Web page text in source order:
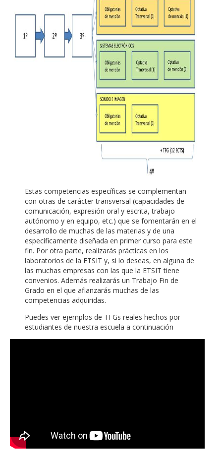
Estas competencias específicas se complementan
con otras de carácter transversal (capacidades de
comunicación, expresión oral y escrita, trabajo
autónomo y en equipo, etc.) que se fomentarán en el
desarrollo de muchas de las materias y de una
específicamente diseñada en primer curso para este
fin. Por otra parte, realizarás prácticas en los
laboratorios de la ETSIT y, si lo deseas, en alguna de
las muchas empresas con las que la ETSIT tiene
convenios. Además realizarás un Trabajo Fin de
Grado en el que afianzarás muchas de las
competencias adquiridas.
Puedes ver ejemplos de TFGs reales hechos por
estudiantes de nuestra escuela a continuación